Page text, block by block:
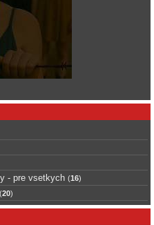
- pre vsetkych (16)
(20)